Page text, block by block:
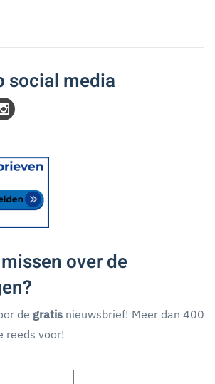
social media
over de
de gratis nieuwsbrief! Meer dan 400
reeds voor!